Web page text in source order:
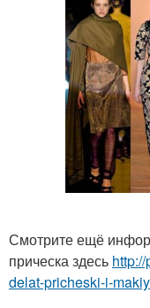
Смотрите ещё
прическа здесь
delat-pricheski-i-